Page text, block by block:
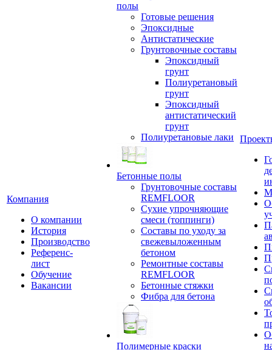
Компания
О компании
История
Производство
Референс-
лист
Обучение
Вакансии
полы
Готовые решения
Эпоксидные
Антистатические
Грунтовочные составы
Эпоксидный
грунт
Полиуретановый
грунт
Эпоксидный
антистатический
грунт
Полиуретановые лаки
Бетонные полы
Грунтовочные составы
REMFLOOR
Сухие упрочняющие
смеси (топпинги)
Составы по уходу за
свежевыложенным
бетоном
Ремонтные составы
REMFLOOR
Бетонные стяжки
Фибра для бетона
Полимерные краски